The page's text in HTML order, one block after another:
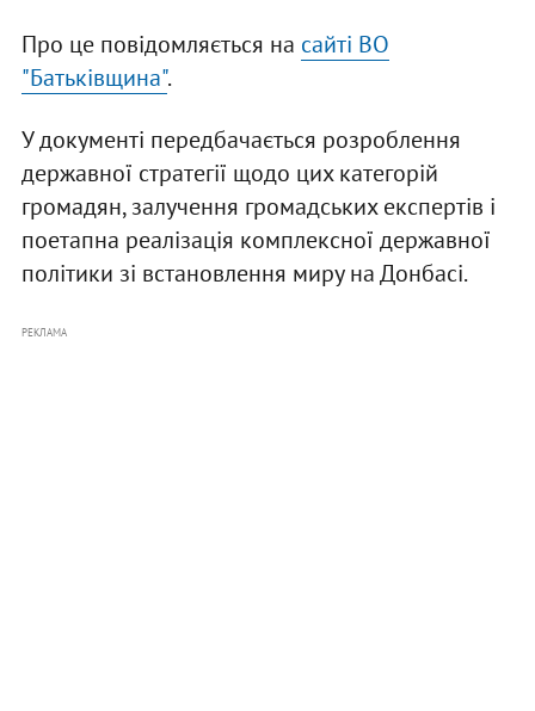
Про це повідомляється на сайті ВО
"Батьківщина".
У документі передбачається розроблення
державної стратегії щодо цих категорій
громадян, залучення громадських експертів і
поетапна реалізація комплексної державної
політики зі встановлення миру на Донбасі.
РЕКЛАМА